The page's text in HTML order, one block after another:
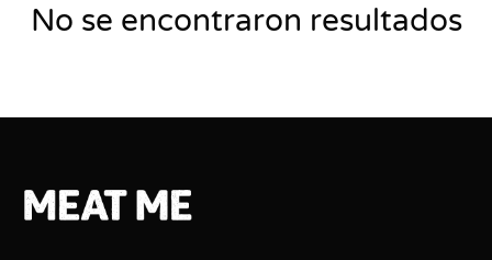
No se encontraron resultados